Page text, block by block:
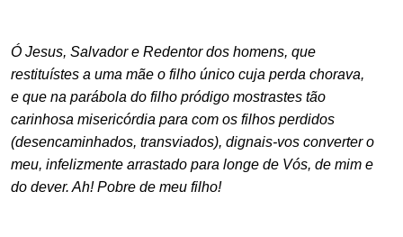
Ó Jesus, Salvador e Redentor dos homens, que
restituístes a uma mãe o filho único cuja perda chorava,
e que na parábola do filho pródigo mostrastes tão
carinhosa misericórdia para com os filhos perdidos
(desencaminhados, transviados), dignais-vos converter o
meu, infelizmente arrastado para longe de Vós, de mim e
do dever. Ah! Pobre de meu filho!